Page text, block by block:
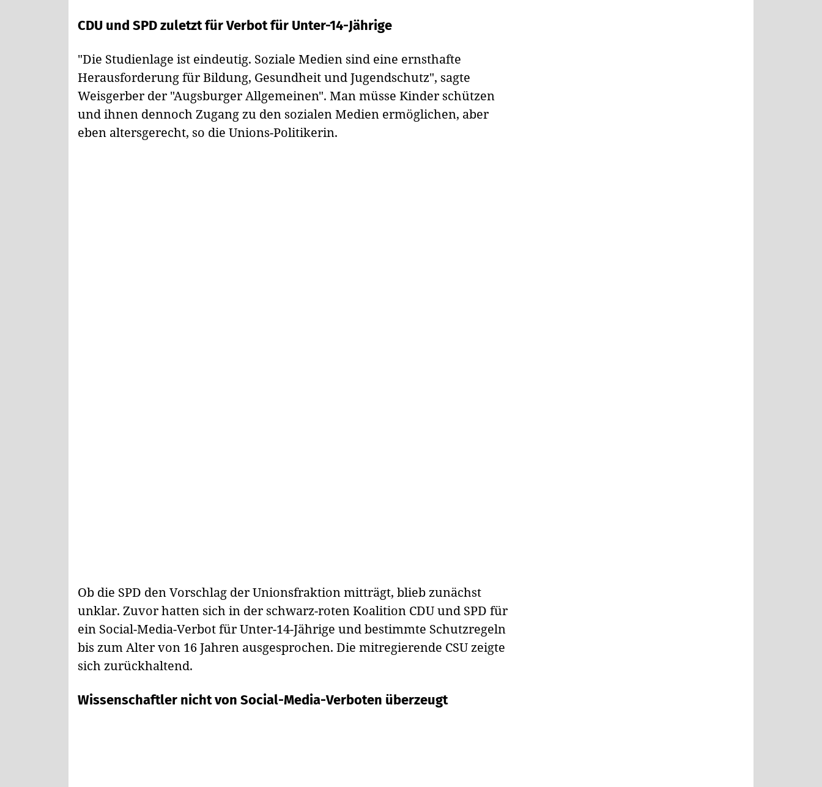
CDU und SPD zuletzt für Verbot für Unter-14-Jährige
"Die Studienlage ist eindeutig. Soziale Medien sind eine ernsthafte
Herausforderung für Bildung, Gesundheit und Jugendschutz", sagte
Weisgerber der "Augsburger Allgemeinen". Man müsse Kinder schützen
und ihnen dennoch Zugang zu den sozialen Medien ermöglichen, aber
eben altersgerecht, so die Unions-Politikerin.
Ob die SPD den Vorschlag der Unionsfraktion mitträgt, blieb zunächst
unklar. Zuvor hatten sich in der schwarz-roten Koalition CDU und SPD für
ein Social-Media-Verbot für Unter-14-Jährige und bestimmte Schutzregeln
bis zum Alter von 16 Jahren ausgesprochen. Die mitregierende CSU zeigte
sich zurückhaltend.
Wissenschaftler nicht von Social-Media-Verboten überzeugt